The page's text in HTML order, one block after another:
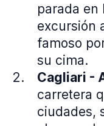
parada en
excursión
famoso
su cima.
Cagliari -
carretera
ciudades,